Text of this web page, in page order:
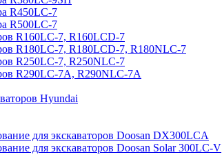
R450LC-7
R500LC-7
R160LC-7, R160LCD-7
R180LC-7, R180LCD-7, R180NLC-7
R250LC-7, R250NLC-7
R290LC-7A, R290NLC-7A
Hyundai
для экскаваторов Doosan DX300LCA
для экскаваторов Doosan Solar 300LC-V